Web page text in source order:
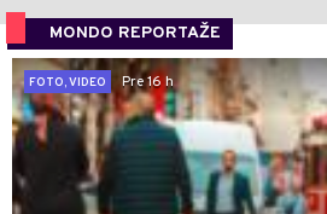
MONDO REPORTAŽE
FOTO, VIDEO
Pre 16 h